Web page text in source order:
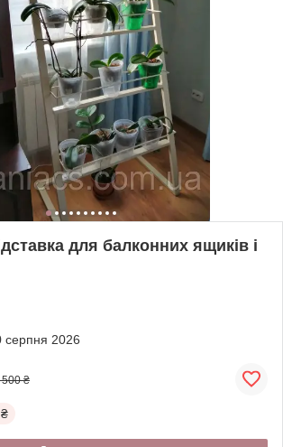
для балконних ящиків і
серпня 2026
500 ₴